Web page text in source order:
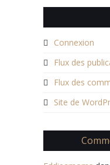
Connexion
Flux des
Flux des
Site de